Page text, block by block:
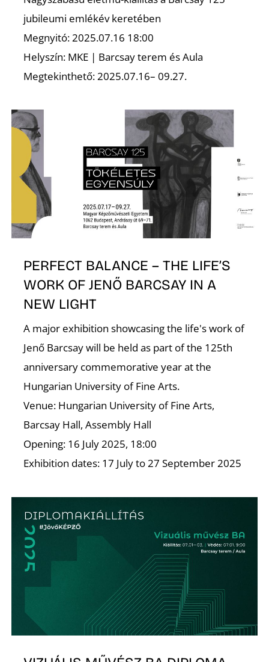
jubileumi emlékév keretében
Megnyitó: 2025.07.16 18:00
Helyszín: MKE | Barcsay terem és Aula
Megtekinthető: 2025.07.16– 09.27.
PERFECT BALANCE – THE LIFE’S
WORK OF JENŐ BARCSAY IN A
NEW LIGHT
A major exhibition showcasing the life's work of
Jenő Barcsay will be held as part of the 125th
anniversary commemorative year at the
Hungarian University of Fine Arts.
Venue: Hungarian University of Fine Arts,
Barcsay Hall, Assembly Hall
Opening: 16 July 2025, 18:00
Exhibition dates: 17 July to 27 September 2025